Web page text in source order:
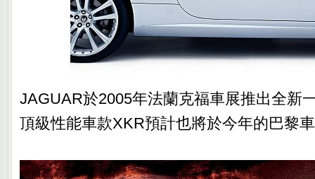
JAGUAR於2005年法蘭克福車展推出全新
頂級性能車款XKR預計也將於今年的巴黎